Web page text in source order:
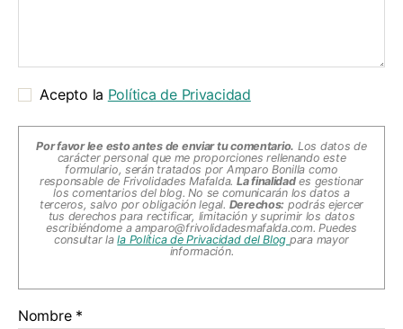
Acepto la Política de Privacidad
Por favor lee esto antes de enviar tu comentario. Los datos de
carácter personal que me proporciones rellenando este
formulario, serán tratados por Amparo Bonilla como
responsable de Frivolidades Mafalda. La finalidades gestionar
los comentarios del blog. No se comunicarán los datos a
terceros, salvo por obligación legal. Derechos: podrás ejercer
tus derechos para rectificar, limitación y suprimir los datos
escribiéndome a amparo@frivolidadesmafalda.com. Puedes
consultar lala Política de Privacidad del Blog para mayor
información.
Nombre *